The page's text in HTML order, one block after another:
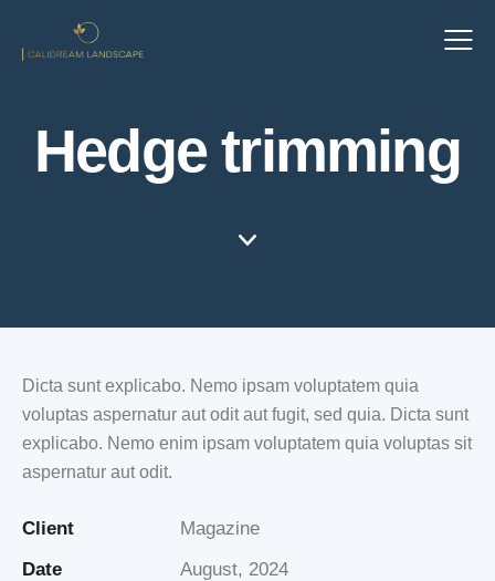
Hedge trimming
Dicta sunt explicabo. Nemo ipsam voluptatem quia
voluptas aspernatur aut odit aut fugit, sed quia. Dicta sunt
explicabo. Nemo enim ipsam voluptatem quia voluptas sit
aspernatur aut odit.
Client
Magazine
Date
August, 2024